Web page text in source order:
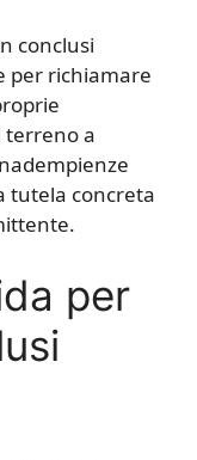
conclusi
per richiamare
terreno a
tutela concreta
per